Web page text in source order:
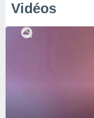
Vidéos